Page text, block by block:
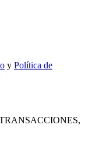
y Política de